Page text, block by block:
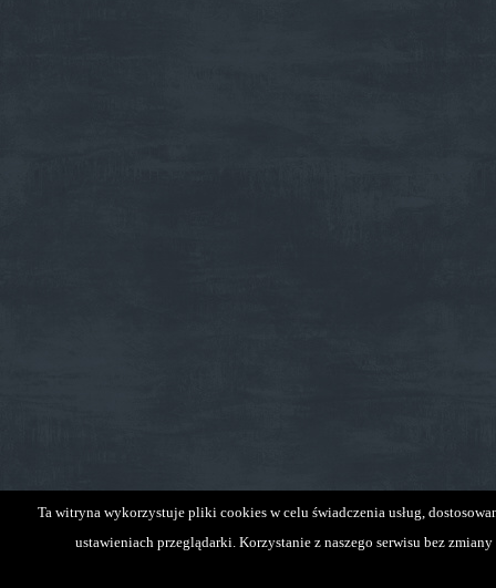
Ta witryna wykorzystuje pliki cookies w celu świadczenia usług,
ustawieniach przeglądarki. Korzystanie z naszego serwisu bez